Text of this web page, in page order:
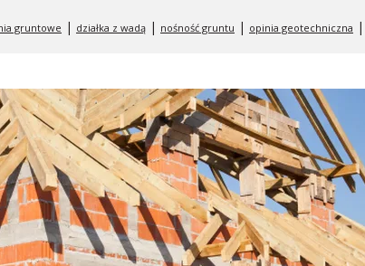
gruntowe | działka z wadą | nośność gruntu | opinia geotechniczna |